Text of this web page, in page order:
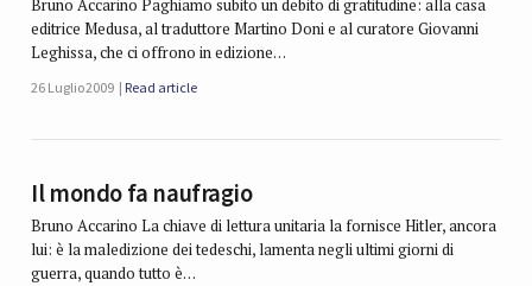
Bruno Accarino Paghiamo subito un debito di gratitudine: alla casa
editrice Medusa, al traduttore Martino Doni e al curatore Giovanni
Leghissa, che ci offrono in edizione…
26 Luglio 2009 Read article
Il mondo fa naufragio
Bruno Accarino La chiave di lettura unitaria la fornisce Hitler, ancora
lui: è la maledizione dei tedeschi, lamenta negli ultimi giorni di
guerra, quando tutto è…